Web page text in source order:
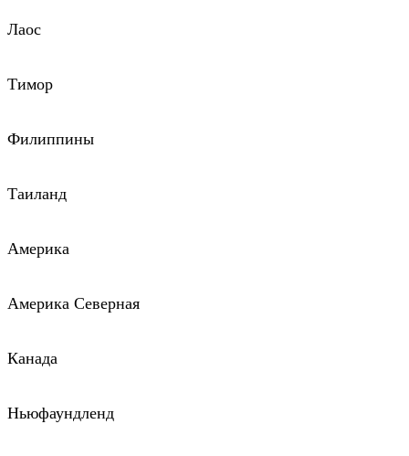
Лаос
Тимор
Филиппины
Таиланд
Америка
Америка Северная
Канада
Ньюфаундленд